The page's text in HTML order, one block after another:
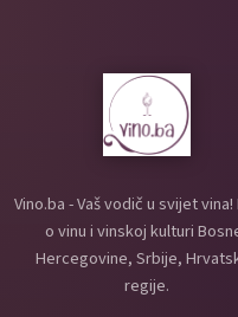
Vino.ba - Vaš vodič u svijet
o vinu i vinskoj kulturi
Hercegovine, Srbije,
regije.